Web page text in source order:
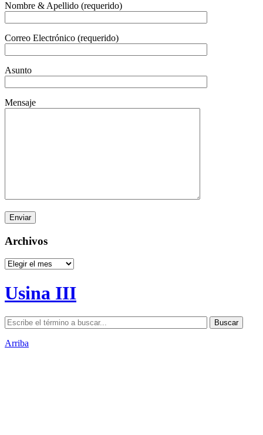
Nombre & Apellido (requerido)
Correo Electrónico (requerido)
Asunto
Mensaje
Archivos
Archivos
Usina III
Arriba